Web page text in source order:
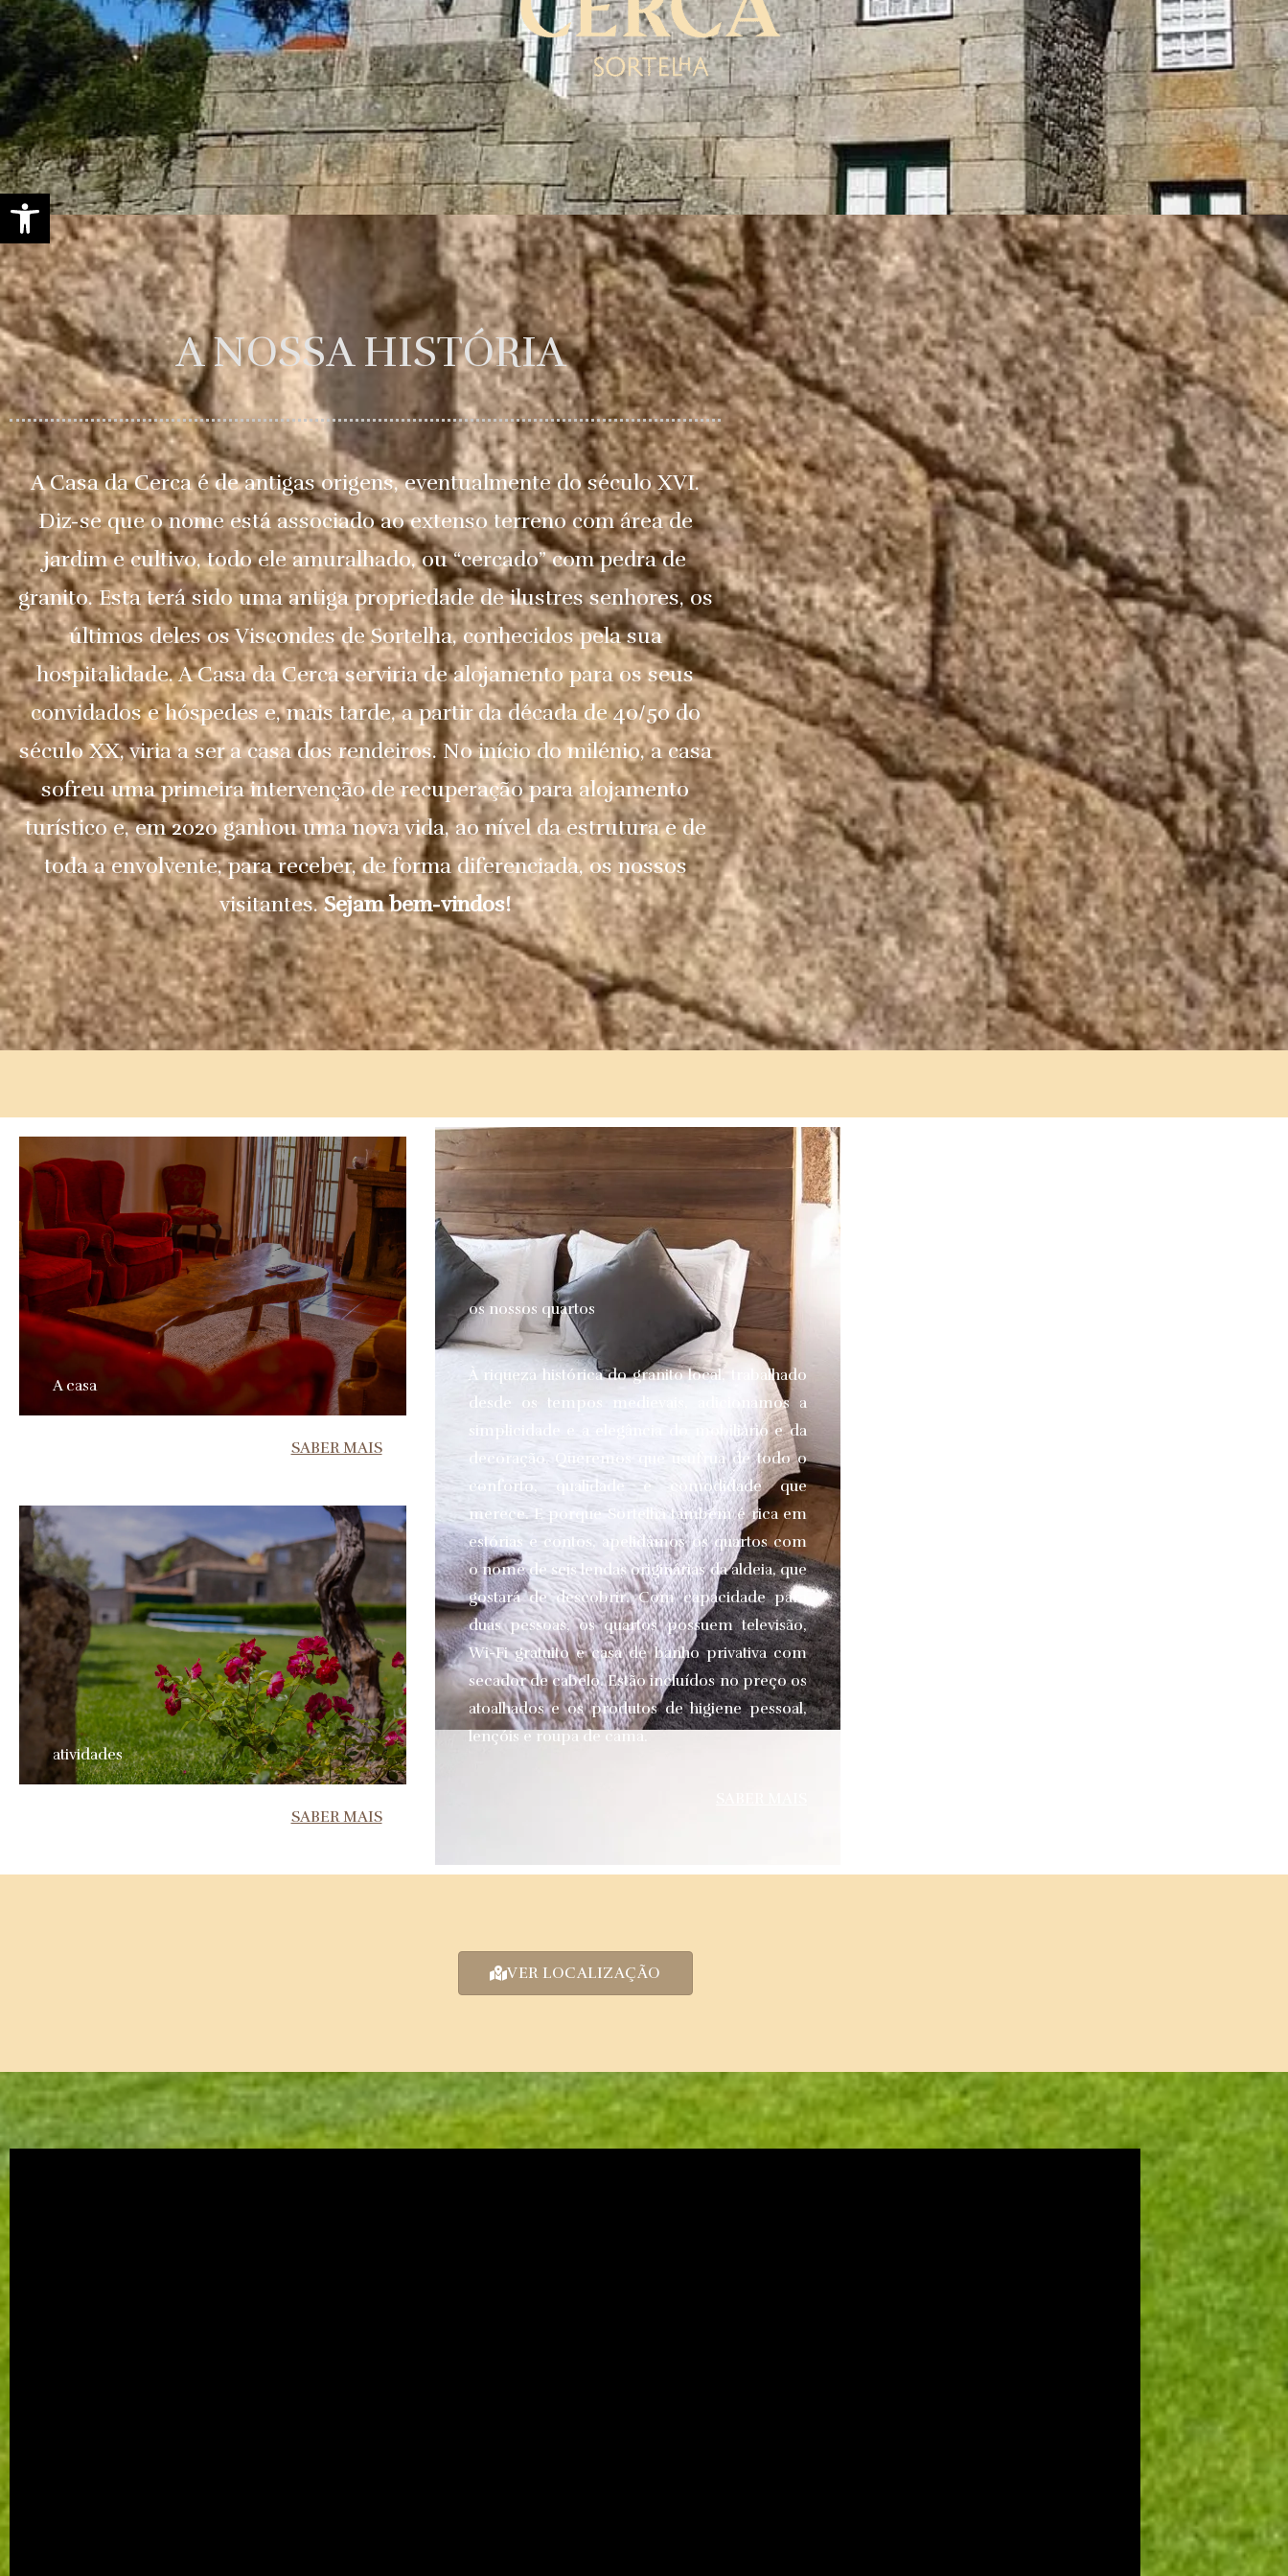
Open toolbar
A NOSSA HISTÓRIA
A Casa da Cerca é de antigas origens, eventualmente do século XVI.
Diz-se que o nome está associado ao extenso terreno com área de
jardim e cultivo, todo ele amuralhado, ou “cercado” com pedra de
granito. Esta terá sido uma antiga propriedade de ilustres senhores, os
últimos deles os Viscondes de Sortelha, conhecidos pela sua
hospitalidade. A Casa da Cerca serviria de alojamento para os seus
convidados e hóspedes e, mais tarde, a partir da década de 40/50 do
século XX, viria a ser a casa dos rendeiros. No início do milénio, a casa
sofreu uma primeira intervenção de recuperação para alojamento
turístico e, em 2020 ganhou uma nova vida, ao nível da estrutura e de
toda a envolvente, para receber, de forma diferenciada, os nossos
visitantes.Sejam bem-vindos!
A casa
SABER MAIS
atividades
SABER MAIS
os nossos quartos
À riqueza histórica do granito local, trabalhado
desde os tempos medievais, adicionamos a
simplicidade e a elegância do mobiliário e da
decoração. Queremos que usufrua de todo o
conforto, qualidade e comodidade que
merece.E porque Sortelha também é rica em
estórias e contos, apelidámos os quartos com
o nome de seis lendas originárias da aldeia, que
gostará de descobrir. Com capacidade para
duas pessoas, os quartos possuem televisão,
Wi-Fi gratuito e casa de banho privativa com
secador de cabelo. Estão incluídos no preço os
atoalhados e os produtos de higiene pessoal,
lençóis e roupa de cama.
VER LOCALIZAÇÃO